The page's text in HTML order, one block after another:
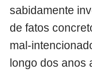
sabidamente
de fatos
mal-
longo dos anos